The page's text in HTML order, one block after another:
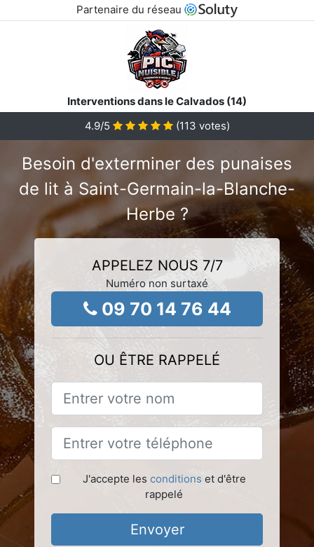
Partenaire du réseau
Interventions dans le Calvados (14)
4.9/5 (113 votes)
Besoin d'exterminer des punaises
de lit à Saint-Germain-la-Blanche-
Herbe ?
APPELEZ NOUS 7/7
Numéro non surtaxé
09 70 14 76 44
OU ÊTRE RAPPELÉ
J'accepte les conditions et d'être
rappelé
Envoyer